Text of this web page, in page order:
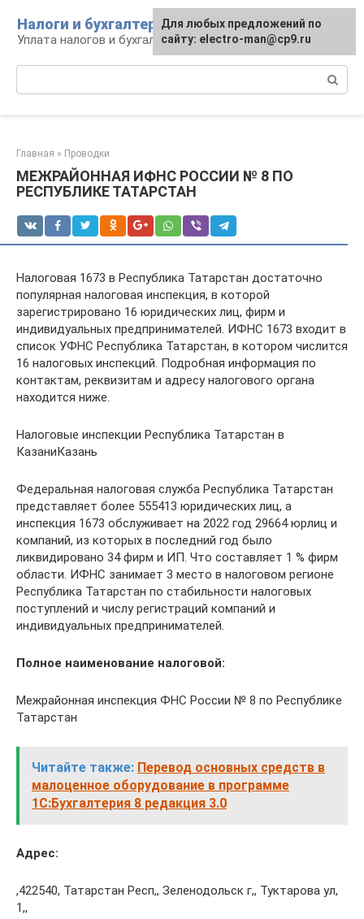
контенту
Налоги и бухгалтерия
Уплата налогов и бухгалтерская отчётность
Главная » Проводки
МЕЖРАЙОННАЯ ИФНС РОССИИ № 8 ПО
РЕСПУБЛИКЕ ТАТАРСТАН
Налоговая 1673 в Республика Татарстан достаточно
популярная налоговая инспекция, в которой
зарегистрировано 16 юридических лиц, фирм и
индивидуальных предпринимателей. ИФНС 1673 входит в
список УФНС Республика Татарстан, в котором числится
16 налоговых инспекций. Подробная информация по
контактам, реквизитам и адресу налогового органа
находится ниже.
Налоговые инспекции Республика Татарстан в
КазаниКазань
Федеральная налоговая служба Республика Татарстан
представляет более 555413 юридических лиц, а
инспекция 1673 обслуживает на 2022 год 29664 юрлиц и
компаний, из которых в последний год было
ликвидировано 34 фирм и ИП. Что составляет 1 % фирм
области. ИФНС занимает 3 место в налоговом регионе
Республика Татарстан по стабильности налоговых
поступлений и числу регистраций компаний и
индивидуальных предпринимателей.
Полное наименование налоговой:
Межрайонная инспекция ФНС России № 8 по Республике
Татарстан
Читайте также: Перевод основных средств в
малоценное оборудование в программе
1С:Бухгалтерия 8 редакция 3.0
Адрес:
,422540, Татарстан Респ,, Зеленодольск г,, Туктарова ул,
1,,
Для любых предложений по
сайту: electro-man@cp9.ru